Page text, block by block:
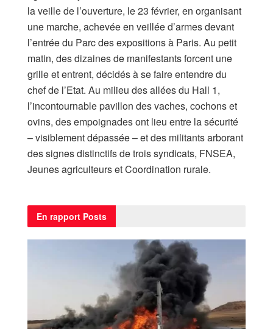
la veille de l’ouverture, le 23 février, en organisant
une marche, achevée en veillée d’armes devant
l’entrée du Parc des expositions à Paris. Au petit
matin, des dizaines de manifestants forcent une
grille et entrent, décidés à se faire entendre du
chef de l’Etat. Au milieu des allées du Hall 1,
l’incontournable pavillon des vaches, cochons et
ovins, des empoignades ont lieu entre la sécurité
– visiblement dépassée – et des militants arborant
des signes distinctifs de trois syndicats, FNSEA,
Jeunes agriculteurs et Coordination rurale.
En rapport Posts